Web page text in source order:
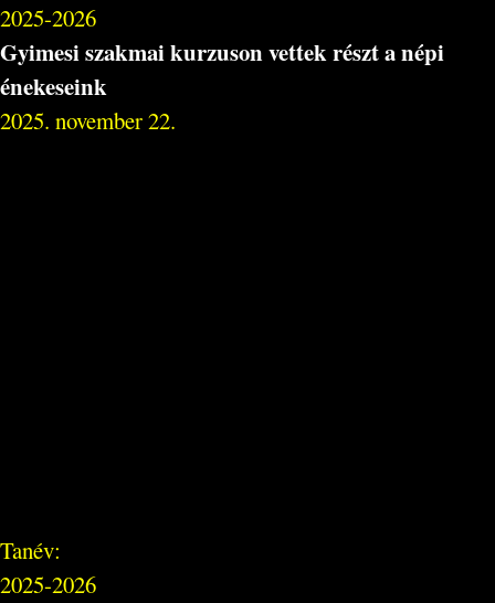
2025-2026
Gyimesi szakmai kurzuson vettek részt a népi
énekeseink
2025. november 22.
Tanév:
2025-2026